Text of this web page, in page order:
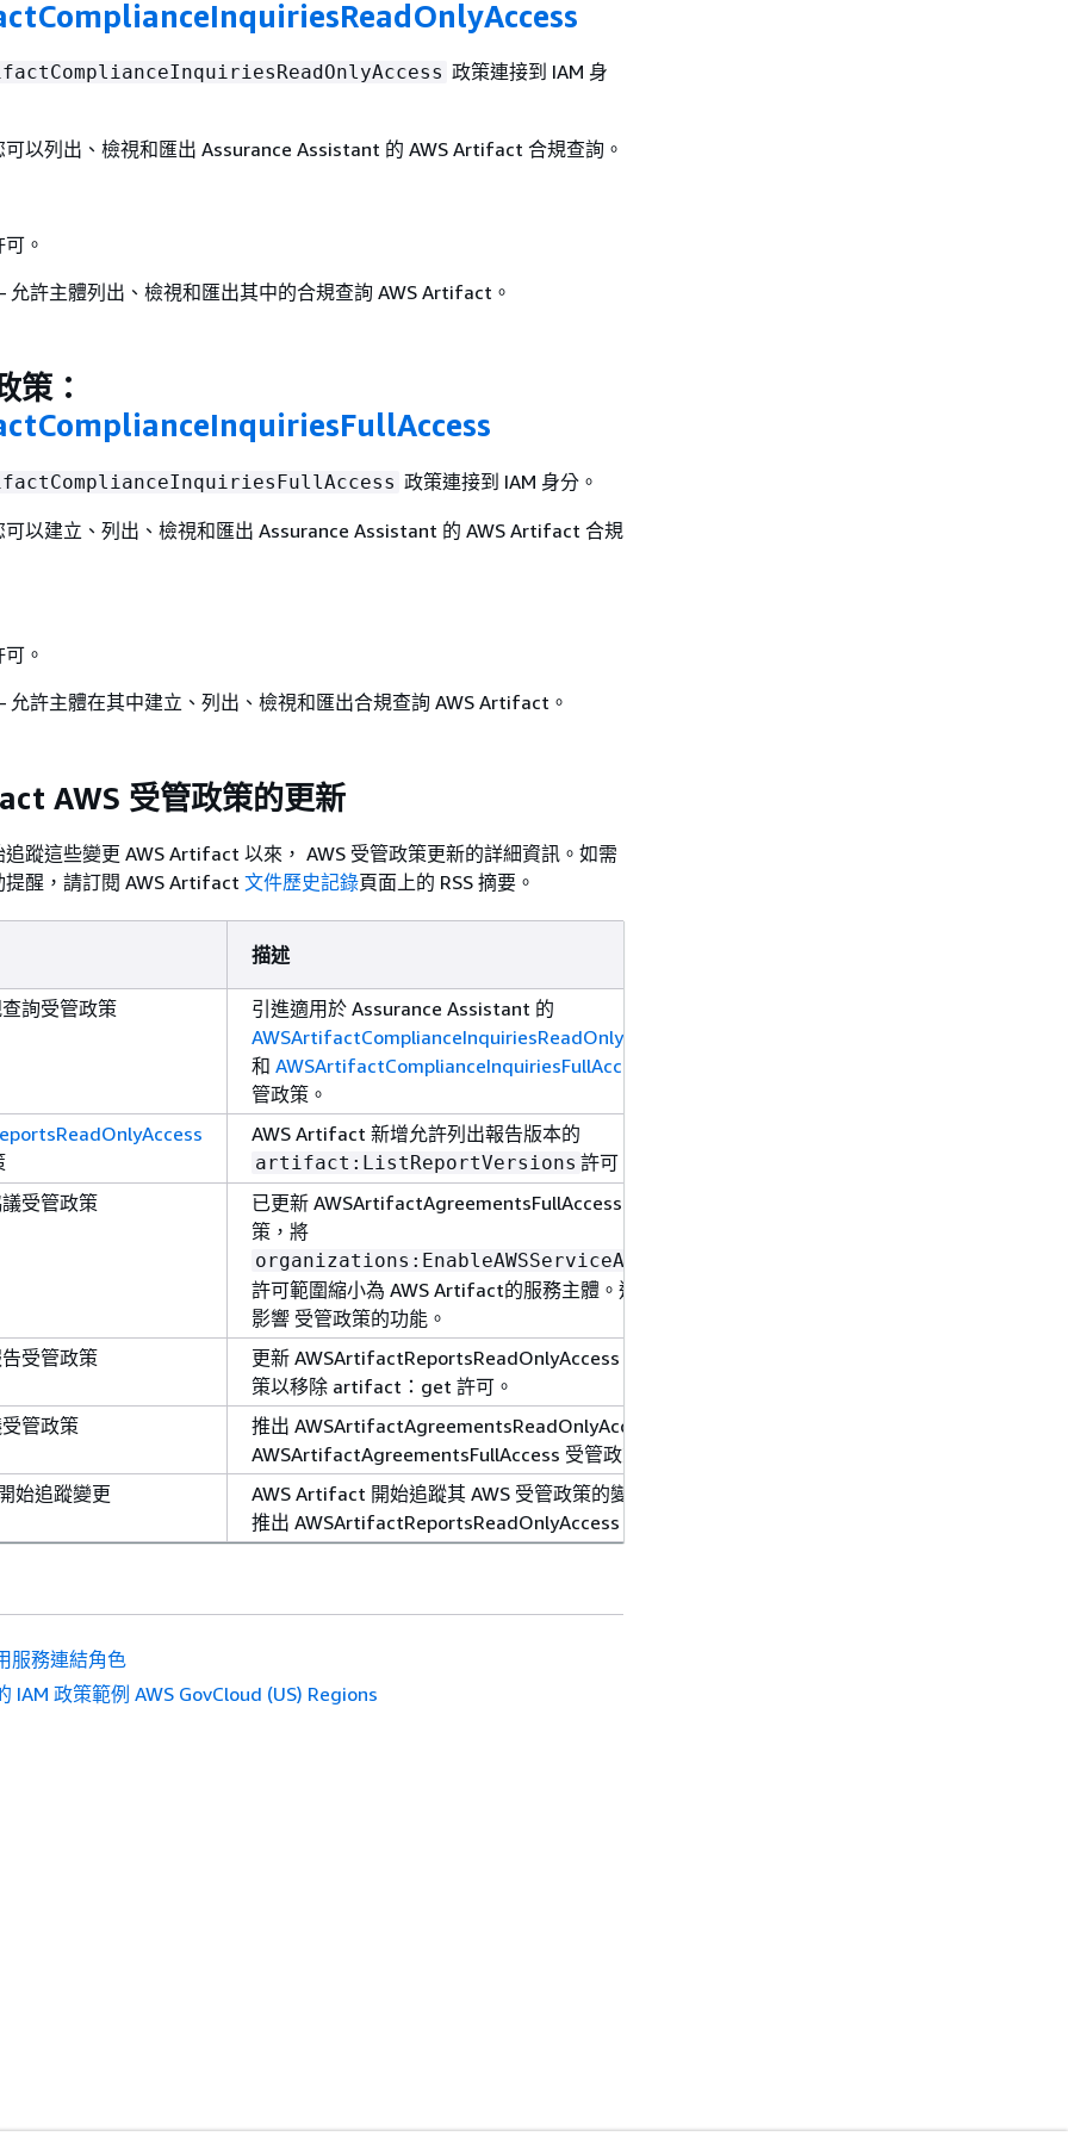
政策連接到 IAM 身
以列出、檢視和匯出 Assurance Assistant 的 AWS Artifact 合規查詢。
。
允許主體列出、檢視和匯出其中的合規查詢 AWS Artifact。
策：
政策連接到 IAM 身分。
可以建立、列出、檢視和匯出 Assurance Assistant 的 AWS Artifact 合規
。
允許主體在其中建立、列出、檢視和匯出合規查詢 AWS Artifact。
AWS 受管政策的更新
蹤這些變更 AWS Artifact 以來， AWS 受管政策更新的詳細資訊。如需
提醒，請訂閱 AWS Artifact 文件歷史記錄頁面上的 RSS 摘要。
描述
詢受管政策
引進適用於 Assurance Assistant 的
AWSArtifactComplianceInquiriesReadOnlyAccess
和 AWSArtifactComplianceInquiriesFullAccess
管政策。
AWS Artifact 新增允許列出報告版本的
artifact:ListReportVersions 許可。
受管政策
已更新 AWSArtifactAgreementsFullAccess 受管政
策，將
organizations:EnableAWSServiceAccess
許可範圍縮小為 AWS Artifact的服務主體。這不會
影響 受管政策的功能。
受管政策
更新 AWSArtifactReportsReadOnlyAccess 受管政
策以移除 artifact：get 許可。
管政策
推出 AWSArtifactAgreementsReadOnlyAccess 和
AWSArtifactAgreementsFullAccess 受管政策。
始追蹤變更
AWS Artifact 開始追蹤其 AWS 受管政策的變更，並
推出 AWSArtifactReportsReadOnlyAccess。
服務連結角色
IAM 政策範例 AWS GovCloud (US) Regions